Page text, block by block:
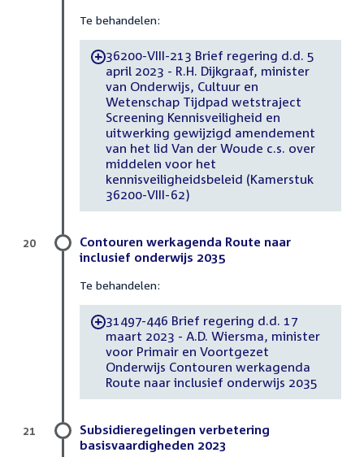
Te behandelen:
-36200-VIII-213 Brief regering d.d. 5
april 2023 - R.H. Dijkgraaf, minister
van Onderwijs, Cultuur en
Wetenschap Tijdpad wetstraject
Screening Kennisveiligheid en
uitwerking gewijzigd amendement
van het lid Van der Woude c.s. over
middelen voor het
kennisveiligheidsbeleid (Kamerstuk
36200-VIII-62)
Contouren werkagenda Route naar
inclusief onderwijs 2035
Te behandelen:
-31497-446 Brief regering d.d. 17
maart 2023 - A.D. Wiersma, minister
voor Primair en Voortgezet
Onderwijs Contouren werkagenda
Route naar inclusief onderwijs 2035
20
Subsidieregelingen verbetering
basisvaardigheden 2023
21